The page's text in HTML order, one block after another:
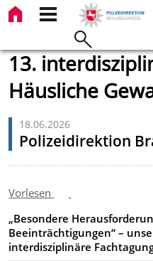
13.
Häusliche
18.06.2026
Polizeidirektion
Vorlesen
„Besondere
Beeinträchtigungen“ –
interdisziplinäre